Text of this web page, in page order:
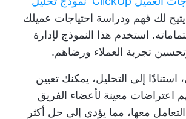
يتيح لك فهم ودراسة احتياجات عميلك
استخدم هذا النموذج لإدارة
تجربة العملاء ورضاهم.
إلى التحليل، يمكنك تعيين
اعتراضات معينة لأعضاء الفريق
معها، مما يؤدي إلى حل أكثر